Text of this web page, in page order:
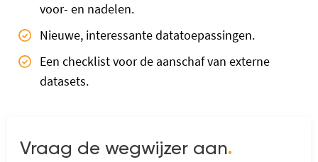
voor- en nadelen.
Nieuwe, interessante datatoepassingen.
Een checklist voor de aanschaf van externe
datasets.
Vraag de wegwijzer aan.